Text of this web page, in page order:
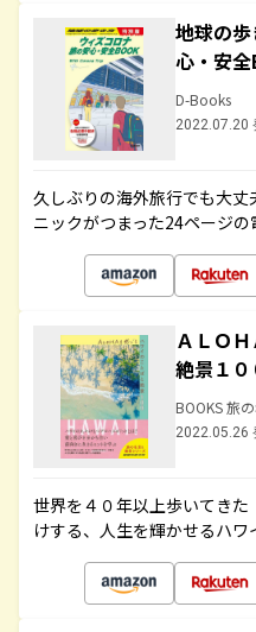
地球の
心・安
D-Books
2022.07.20
久しぶりの海外旅行でも大
ニックがつまった24ページの
ＡＬＯ
絶景１０
BOOKS 旅
2022.05.26
世界を４０年以上歩いてき
けする、人生を輝かせるハ